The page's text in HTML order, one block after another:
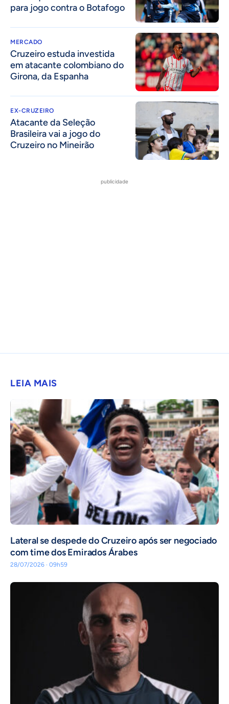
para jogo contra o Botafogo
MERCADO
Cruzeiro estuda investida
em atacante colombiano do
Girona, da Espanha
EX-CRUZEIRO
Atacante da Seleção
Brasileira vai a jogo do
Cruzeiro no Mineirão
publicidade
LEIA MAIS
Lateral se despede do Cruzeiro após ser negociado
com time dos Emirados Árabes
28/07/2026 · 09h59